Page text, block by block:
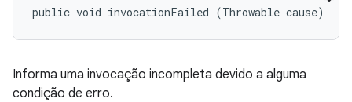
public void invocationFailed (Throwable cause)
Informa uma invocação incompleta devido a alguma
condição de erro.